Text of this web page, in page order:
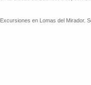
en Lomas del Mirador.